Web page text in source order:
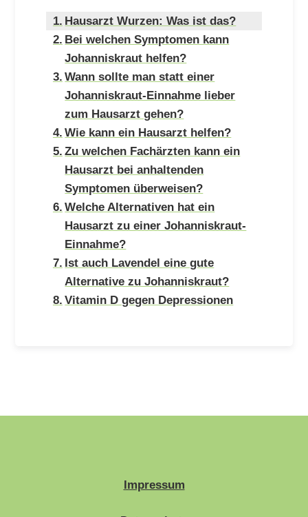
Hausarzt Wurzen: Was ist das?
Bei welchen Symptomen kann
Johanniskraut helfen?
Wann sollte man statt einer
Johanniskraut-Einnahme lieber
zum Hausarzt gehen?
Wie kann ein Hausarzt helfen?
Zu welchen Fachärzten kann ein
Hausarzt bei anhaltenden
Symptomen überweisen?
Welche Alternativen hat ein
Hausarzt zu einer Johanniskraut-
Einnahme?
Ist auch Lavendel eine gute
Alternative zu Johanniskraut?
Vitamin D gegen Depressionen
Impressum